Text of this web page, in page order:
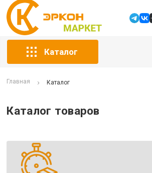
Каталог
Главная Каталог
Каталог товаров